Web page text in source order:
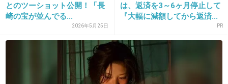
福山雅治が出てるから見よう！とはならない
とのツーショット公開！「長
崎の宝が並んでる...
2026年5月25日
は、返済を3～6ヶ月停止して
『大幅に減額してから返済...
PR